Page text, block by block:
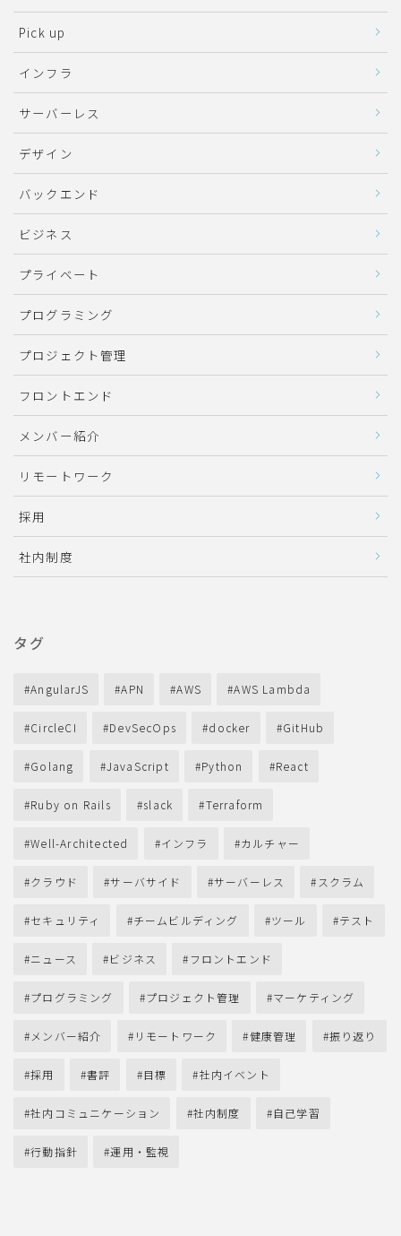
Pick up
インフラ
サーバーレス
デザイン
バックエンド
ビジネス
プライベート
プログラミング
プロジェクト管理
フロントエンド
メンバー紹介
リモートワーク
採用
社内制度
タグ
AngularJS APN AWS AWS Lambda
CircleCI DevSecOps docker GitHub
Golang JavaScript Python React
Ruby on Rails slack Terraform
Well-Architected インフラ カルチャー
クラウド サーバサイド サーバーレス スクラム
セキュリティ チームビルディング ツール テスト
ニュース ビジネス フロントエンド
プログラミング プロジェクト管理 マーケティング
メンバー紹介 リモートワーク 健康管理 振り返り
採用 書評 目標 社内イベント
社内コミュニケーション 社内制度 自己学習
行動指針 運用・監視